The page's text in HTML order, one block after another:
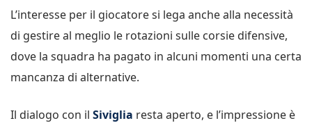
L’interesse per il giocatore si lega anche alla necessità
di gestire al meglio le rotazioni sulle corsie difensive,
dove la squadra ha pagato in alcuni momenti una certa
mancanza di alternative.
Il dialogo con il Siviglia resta aperto, e l’impressione è